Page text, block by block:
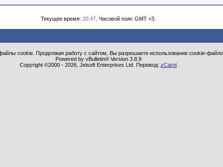
Текущее время: 20:47 . Часовой пояс GMT +3.
cookie. Продолжая работу с сайтом, Вы разрешаете использование cookie-
Powered by vBulletin® Version 3.8.9
Copyright ©2000 - 2026, Jelsoft Enterprises Ltd. Перевод: zCarot